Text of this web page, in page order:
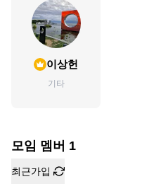
이상헌
기타
모임 멤버 1
최근가입